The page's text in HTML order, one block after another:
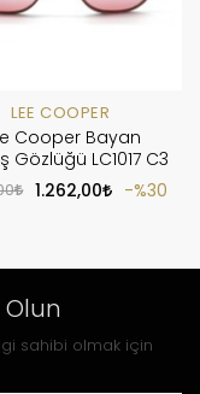
LEE COOPER
Cooper Bayan
Gözlüğü LC1017 C3
1.262,00 %30
Olun
sahibi olmak için